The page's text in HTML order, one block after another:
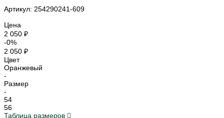
Артикул: 254290241-609
Цена
2 050 ₽
-0%
2 050 ₽
Цвет
Оранжевый
-
Размер
-
54
56
Таблица размеров